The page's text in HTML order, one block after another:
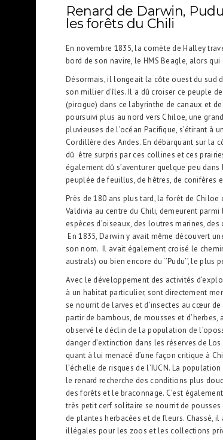
Renard de Darwin,
les forêts du Chili
En novembre 1835, la comète de Halley
bord de son navire, le HMS Beagle, alors
Désormais, il longeait la côte ouest du sud
son millier d’îles. Il a dû croiser ce peuple
(pirogue) dans ce labyrinthe de canaux et
poursuivi plus au nord vers Chiloe, une
pluvieuses de l’océan Pacifique, s’étirant à
Cordillère des Andes. En débarquant sur la
dû être surpris par ces collines et ces
également dû s’aventurer quelque peu
peuplée de feuillus, de hêtres, de conifères
Près de 180 ans plus tard, la forêt de
Valdivia au centre du Chili, demeurent
espèces d’oiseaux, des loutres marines,
En 1835, Darwin y avait même découvert
son nom. Il avait également croisé le
australs) ou bien encore du ‘’Pudu’’, le plus
Avec le développement des activités
à un habitat particulier, sont directement
se nourrit de larves et d’insectes au cœur
partir de bambous, de mousses et d’herbes,
observé le déclin de la population de
danger d’extinction dans les réserves de
quant à lui menacé d’une façon critique à
l’échelle de risques de l’IUCN. La
le renard recherche des conditions plus
des forêts et le braconnage. C’est
très petit cerf solitaire se nourrit de pousses
de plantes herbacées et de fleurs. Chassé,
illégales pour les zoos et les collections